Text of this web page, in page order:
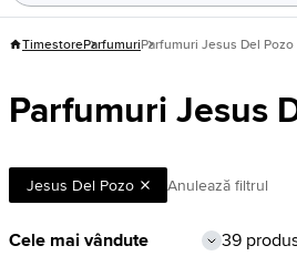
TimestoreParfumuriParfumuri Jesus Del Pozo
Parfumuri Jesus
Jesus Del Pozo Anulează filtrul
39